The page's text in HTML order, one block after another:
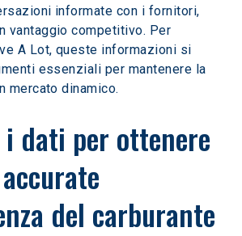
informate con i fornitori,
vantaggio competitivo. Per
A Lot, queste informazioni si
essenziali per mantenere la
mercato dinamico.
dati per ottenere
del carburante